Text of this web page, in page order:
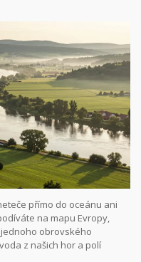
přímo do oceánu ani
na mapu Evropy,
obrovského
z našich hor a polí